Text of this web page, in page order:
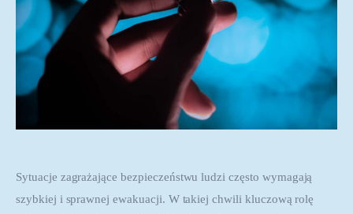
Sytuacje zagrażające bezpieczeństwu ludzi często wymagają
szybkiej i sprawnej ewakuacji. W takiej chwili kluczową rolę